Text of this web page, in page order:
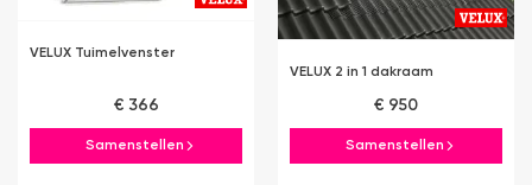
VELUX Tuimelvenster
€ 366
Samenstellen
VELUX 2 in 1 dakraam
€ 950
Samenstellen